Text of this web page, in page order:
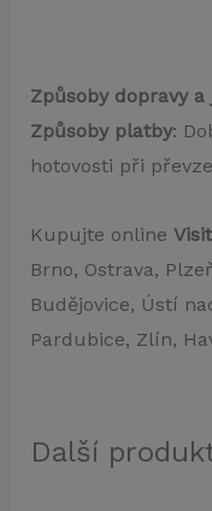
Způsoby dopravy
Způsoby platby:
hotovosti při
Kupujte online
Brno, Ostrava,
Budějovice, Ústí
Pardubice, Zlín,
Další